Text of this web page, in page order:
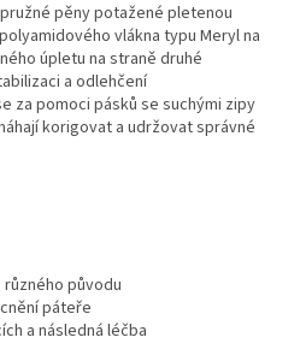
pěny potažené pletenou
vlákna typu Meryl na
úpletu na straně druhé
a odlehčení
za pomoci pásků se suchými zipy
korigovat a udržovat správné
původu
páteře
a následná léčba